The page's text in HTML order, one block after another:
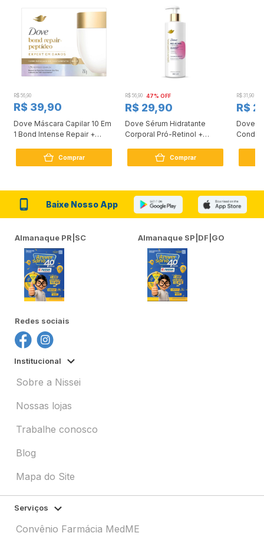
R$ 56,90
R$ 39,90
Dove Máscara Capilar 10 Em
1 Bond Intense Repair +
Comprar
R$ 56,90 47% OFF
R$ 29,90
Dove Sérum Hidratante
Corporal Pró-Retinol +
Comprar
R$ 31,90
R$
Dove
Baixe Nosso App
Almanaque PR|SC Almanaque SP|DF|GO
Redes sociais
Institucional
Sobre a Nissei
Nossas lojas
Trabalhe conosco
Blog
Mapa do Site
Serviços
Convênio Farmácia MedME